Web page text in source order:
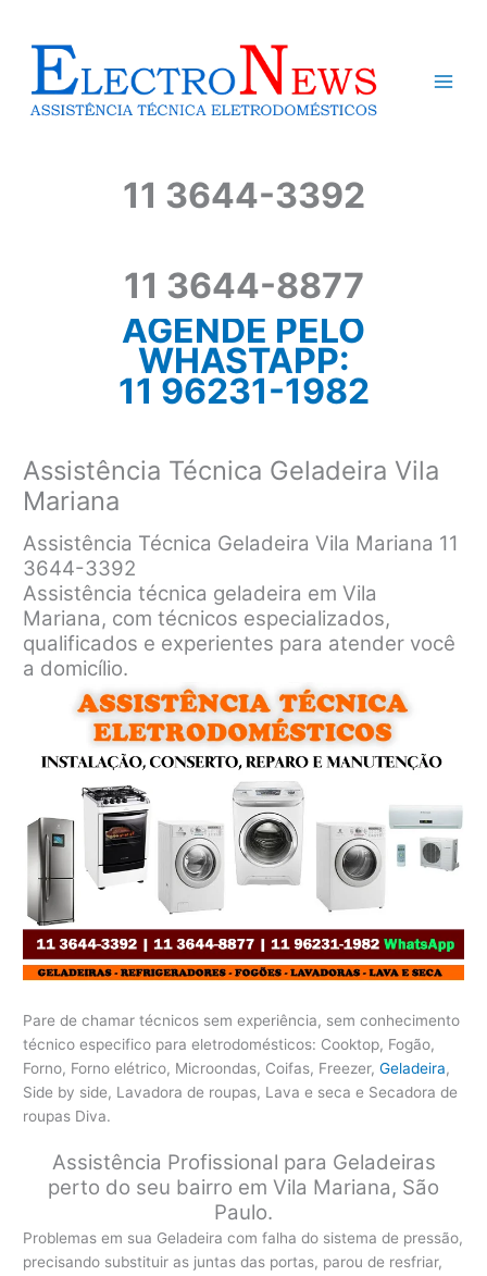
conteúdo
11 3644-3392
11 3644-8877
AGENDE PELO
WHASTAPP:
11 96231-1982
Assistência Técnica Geladeira Vila
Mariana
Assistência Técnica Geladeira Vila Mariana 11
3644-3392
Assistência técnica geladeira em Vila
Mariana, com técnicos especializados,
qualificados e experientes para atender você
a domicílio.
Pare de chamar técnicos sem experiência, sem conhecimento
técnico especifico para eletrodomésticos: Cooktop, Fogão,
Forno, Forno elétrico, Microondas, Coifas, Freezer,Geladeira,
Side by side, Lavadora de roupas, Lava e seca e Secadora de
roupas Diva.
Assistência Profissional para Geladeiras
perto do seu bairro em Vila Mariana, São
Paulo.
Problemas em sua Geladeira com falha do sistema de pressão,
precisando substituir as juntas das portas, parou de resfriar,